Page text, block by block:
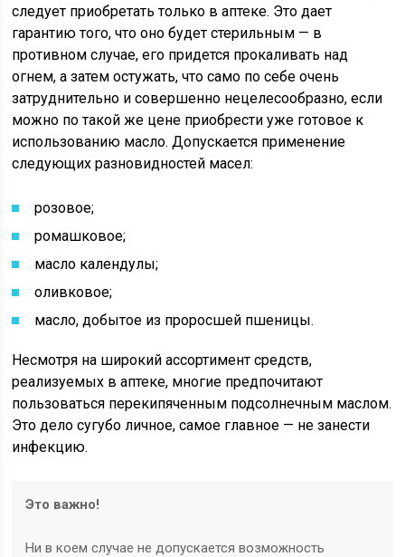
следует приобретать только в аптеке. Это дает
гарантию того, что оно будет стерильным — в
противном случае, его придется прокаливать над
огнем, а затем остужать, что само по себе очень
затруднительно и совершенно нецелесообразно, если
можно по такой же цене приобрести уже готовое к
использованию масло. Допускается применение
следующих разновидностей масел:
розовое;
ромашковое;
масло календулы;
оливковое;
масло, добытое из проросшей пшеницы.
Несмотря на широкий ассортимент средств,
реализуемых в аптеке, многие предпочитают
пользоваться перекипяченным подсолнечным маслом.
Это дело сугубо личное, самое главное — не занести
инфекцию.
Это важно!
Ни в коем случае не допускается возможность